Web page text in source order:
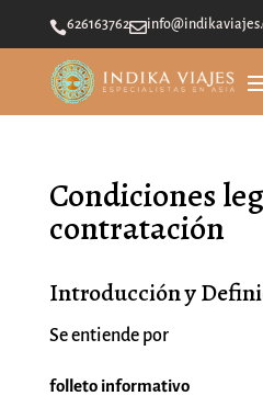
626163762
Condiciones
contratación
Introducción y
Se entiende por
folleto informativo